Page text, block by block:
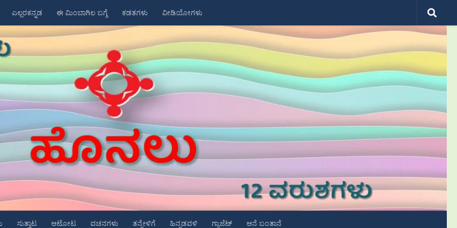
ಎಲ್ಲರಕನ್ನಡ ಈ ಮಿಂಬಾಗಿಲ ಬಗ್ಗೆ ಕಡತಗಳು ವೀಡಿಯೋಗಳು
ಸುತ್ತಾಟ ಆಟೋಟ ವಚನಗಳು ತನ್ನೇಳಿಗೆ ಹಿನ್ನಡವಳಿ ಗ್ಯಾಜೆಟ್ ಆನೆ ಬಂತಾನೆ